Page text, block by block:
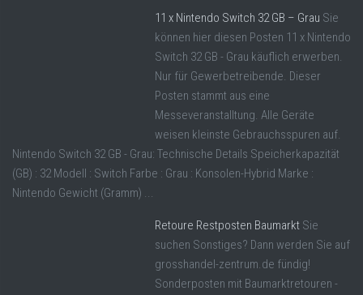
11 x Nintendo Switch 32 GB – Grau Sie
können hier diesen Posten 11 x Nintendo
Switch 32 GB - Grau käuflich erwerben.
Nur für Gewerbetreibende. Dieser
Posten stammt aus eine
Messeveranstalltung. Alle Geräte
weisen kleinste Gebrauchsspuren auf.
Nintendo Switch 32 GB - Grau: Technische Details Speicherkapazität
(GB) : 32 Modell : Switch Farbe : Grau : Konsolen-Hybrid Marke :
Nintendo Gewicht (Gramm) ...
Retoure Restposten Baumarkt Sie
suchen Sonstiges? Dann werden Sie auf
grosshandel-zentrum.de fündig!
Sonderposten mit Baumarktretouren -